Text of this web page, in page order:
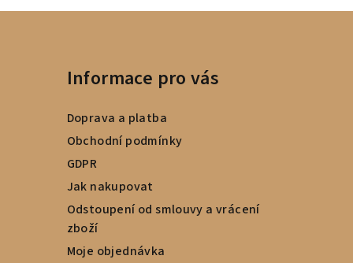
Informace pro vás
Doprava a platba
Obchodní podmínky
GDPR
Jak nakupovat
Odstoupení od smlouvy a vrácení
zboží
Moje objednávka